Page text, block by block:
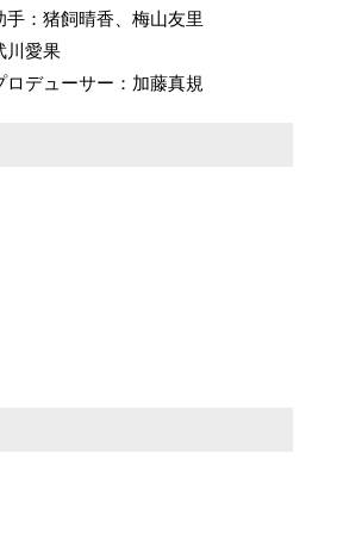
：猪飼晴香、梅山友里
川愛果
デューサー：加藤真規